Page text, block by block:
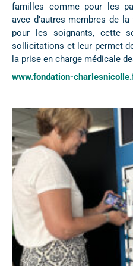
familles comme pour les
avec d’autres membres de
pour les soignants, cette
sollicitations et leur permet
la prise en charge médicale
www.fondation-